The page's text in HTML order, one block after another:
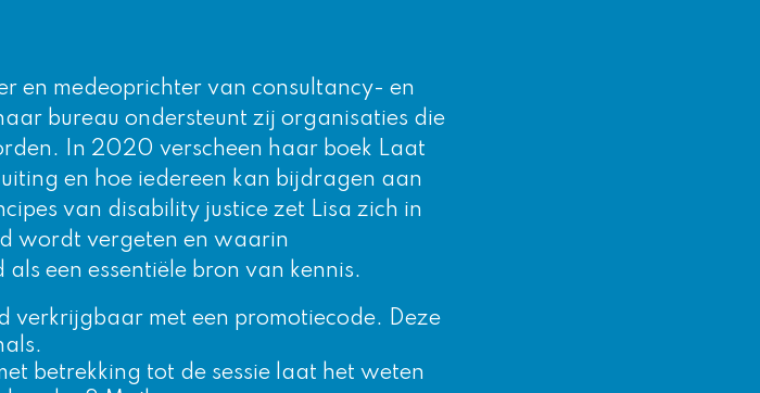
en medeoprichter van consultancy- en
bureau ondersteunt zij organisaties die
In 2020 verscheen haar boek Laat
en hoe iedereen kan bijdragen aan
van disability justice zet Lisa zich in
wordt vergeten en waarin
een essentiële bron van kennis.
verkrijgbaar met een promotiecode. Deze
betrekking tot de sessie laat het weten